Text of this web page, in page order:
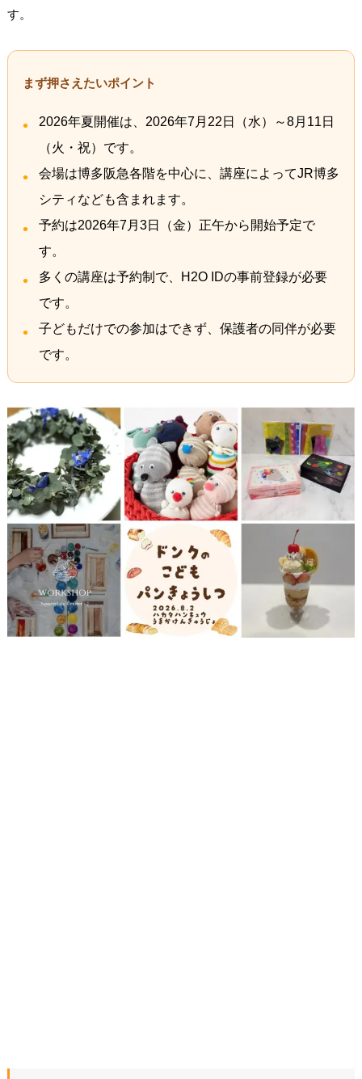
す。
まず押さえたいポイント
2026年夏開催は、2026年7月22日（水）～8月11日
（火・祝）です。
会場は博多阪急各階を中心に、講座によってJR博多
シティなども含まれます。
予約は2026年7月3日（金）正午から開始予定で
す。
多くの講座は予約制で、H2O IDの事前登録が必要
です。
子どもだけでの参加はできず、保護者の同伴が必要
です。